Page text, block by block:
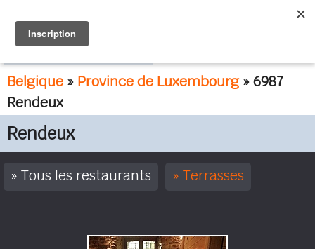
Belgique » Province de Luxembourg» 6987
Rendeux
Rendeux
Tous les restaurants Terrasses